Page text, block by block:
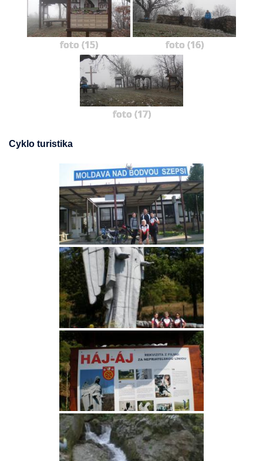
foto (15) foto (16)
foto (17)
Cyklo turistika